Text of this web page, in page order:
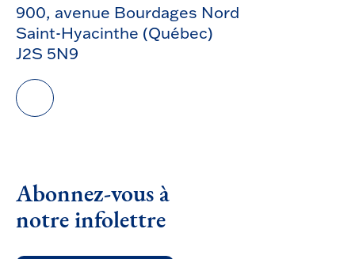
900, avenue Bourdages Nord
Saint-Hyacinthe (Québec)
J2S 5N9
Abonnez-vous à
notre infolettre